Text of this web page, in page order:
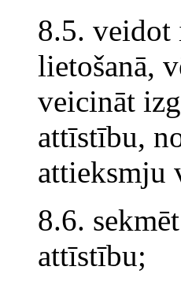
8.5. veidot
lietošanā,
veicināt
attīstību,
attieksmju
8.6.
attīstību;